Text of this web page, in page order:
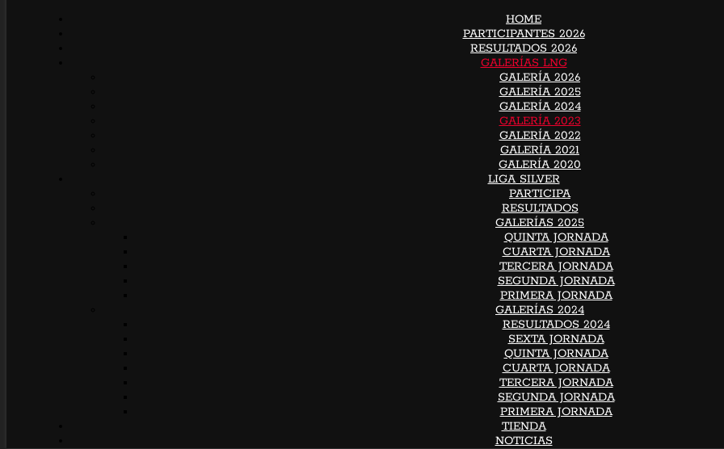
HOME
PARTICIPANTES 2026
RESULTADOS 2026
GALERÍAS LNG
GALERÍA 2026
GALERÍA 2025
GALERÍA 2024
GALERÍA 2023
GALERÍA 2022
GALERÍA 2021
GALERÍA 2020
LIGA SILVER
PARTICIPA
RESULTADOS
GALERÍAS 2025
QUINTA JORNADA
CUARTA JORNADA
TERCERA JORNADA
SEGUNDA JORNADA
PRIMERA JORNADA
GALERÍAS 2024
RESULTADOS 2024
SEXTA JORNADA
QUINTA JORNADA
CUARTA JORNADA
TERCERA JORNADA
SEGUNDA JORNADA
PRIMERA JORNADA
TIENDA
NOTICIAS